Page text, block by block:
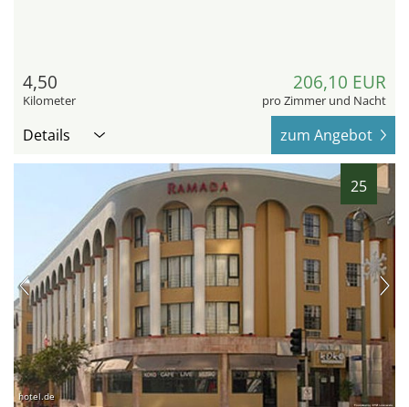
4,50
Kilometer
206,10 EUR
pro Zimmer und Nacht
Details zum Angebot
25
hotel.de